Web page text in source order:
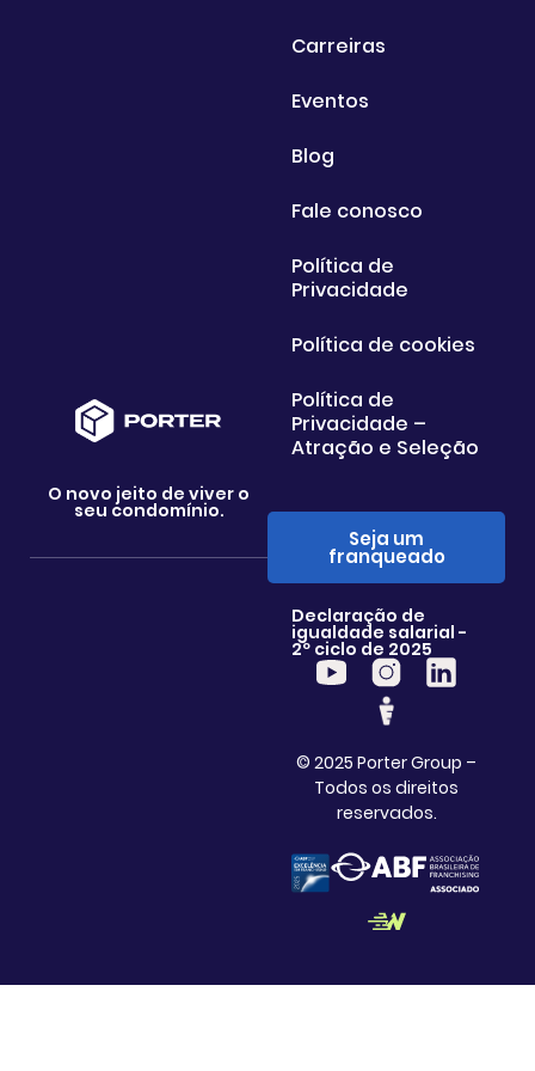
O novo jeito de viver o
seu condomínio.
Carreiras
Eventos
Blog
Fale conosco
Política de
Privacidade
Política de cookies
Política de
Privacidade –
Atração e Seleção
Seja um
franqueado
Declaração de
igualdade salarial -
2º ciclo de 2025
© 2025 Porter Group –
Todos os direitos
reservados.